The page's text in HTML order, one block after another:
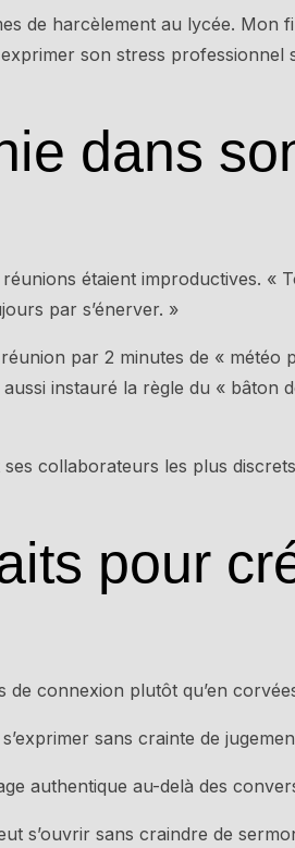
de harcèlement au lycée. Mon
son stress professionnel
dans
étaient improductives. «
par s’énerver. »
par 2 minutes de « météo
instauré la règle du « bâton
collaborateurs les plus
pour
connexion plutôt qu’en
sans crainte de
authentique au-delà des
s’ouvrir sans craindre de